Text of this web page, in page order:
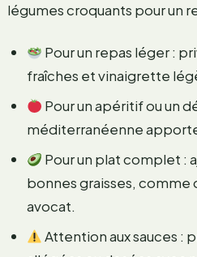
légumes croquants pour un
Pour un repas léger :
fraîches et vinaigrette
Pour un apéritif ou un
méditerranéenne
Pour un plat complet :
bonnes graisses,
avocat.
Attention aux sauces :